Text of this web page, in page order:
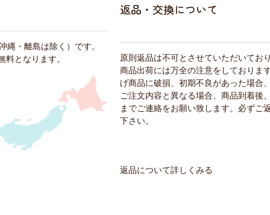
縄・離島は除く）です。
となります。
返品・交換について
原則返品は不可とさせていただいてお
商品出荷には万全の注意をしておりま
げ商品に破損、初期不良があった場合
ご注文内容と異なる場合、商品到着後
までご連絡をお願い致します。必ずご
下さい。
返品について詳しくみる